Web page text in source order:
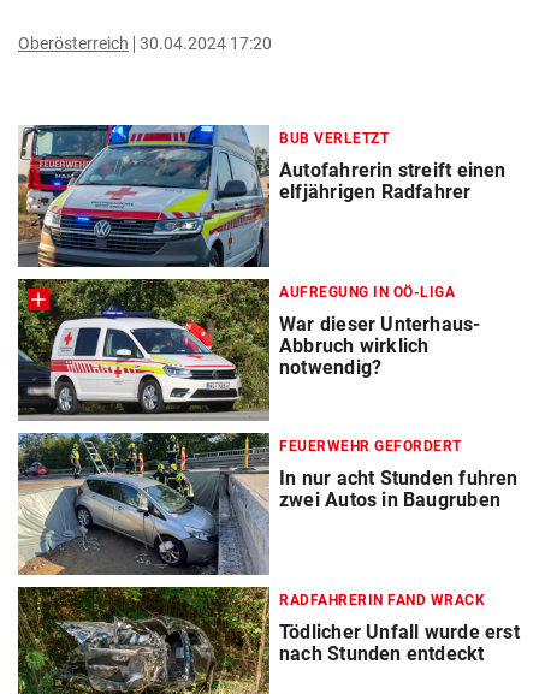
Oberösterreich 30.04.2024 17:20
BUB VERLETZT
Autofahrerin streift einen
elfjährigen Radfahrer
AUFREGUNG IN OÖ-LIGA
War dieser Unterhaus-
Abbruch wirklich
notwendig?
FEUERWEHR GEFORDERT
In nur acht Stunden fuhren
zwei Autos in Baugruben
RADFAHRERIN FAND WRACK
Tödlicher Unfall wurde erst
nach Stunden entdeckt